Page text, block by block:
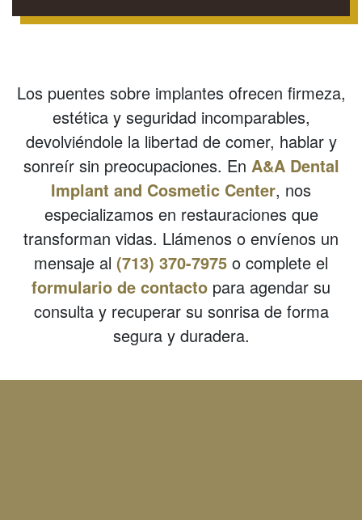
Los puentes sobre implantes ofrecen firmeza,
estética y seguridad incomparables,
devolviéndole la libertad de comer, hablar y
sonreír sin preocupaciones. En A&A Dental
Implant and Cosmetic Center, nos
especializamos en restauraciones que
transforman vidas. Llámenos o envíenos un
mensaje al (713) 370-7975 o complete el
formulario de contacto para agendar su
consulta y recuperar su sonrisa de forma
segura y duradera.